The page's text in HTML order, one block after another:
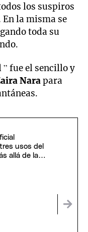
los suspiros
la misma se
toda su
fue el sencillo y
Narapara
usos del
allá de la